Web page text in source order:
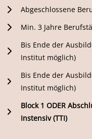
Abgeschlossene
Min. 3 Jahre
Bis Ende der
Institut möglich)
Bis Ende der
Institut möglich)
Block 1 ODER
Instensiv (TTI)